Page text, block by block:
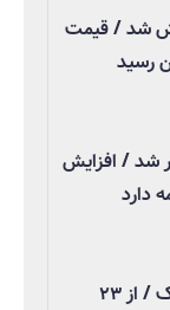
شد / قیمت
شد / افزایش
دارد
قیمت آپارتمان در پونک / از ۲۳